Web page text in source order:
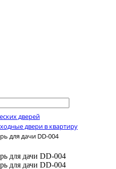
дверей
двери в квартиру
для дачи DD-004